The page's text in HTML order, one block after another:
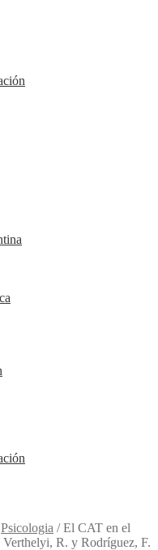
Psicologia /El CAT en el
R. y Rodríguez, F.